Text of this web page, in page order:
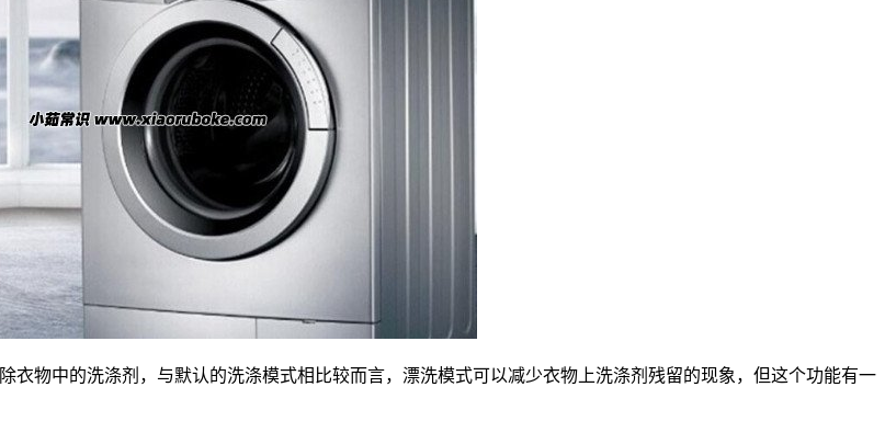
物中的洗涤剂，与默认的洗涤模式相比较而言，漂洗模式可以减少衣物上洗涤剂残留的现象，但这个功能有一